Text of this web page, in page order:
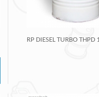
RP DIESEL TURBO